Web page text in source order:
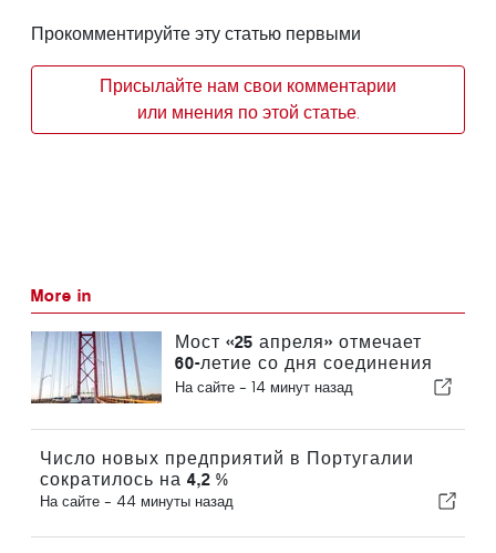
Прокомментируйте эту статью первыми
Присылайте нам свои комментарии
или мнения по этой статье.
More in
Мост «25 апреля» отмечает
60-летие со дня соединения
Лиссабона и Альмады
На сайте - 14 минут назад
Число новых предприятий в Португалии
сократилось на 4,2 %
На сайте - 44 минуты назад